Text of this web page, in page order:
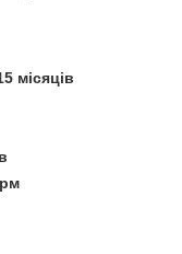
місяців